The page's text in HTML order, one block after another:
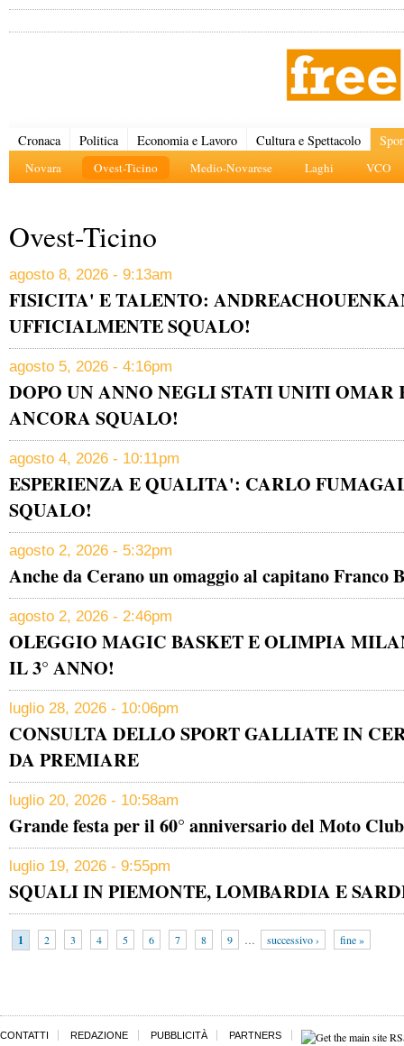
Cronaca Politica Economia e Lavoro Cultura e Spettacolo
Novara Ovest-Ticino Medio-Novarese Laghi VCO
Ovest-Ticino
agosto 8, 2026 - 9:13am
FISICITA' E TALENTO:
UFFICIALMENTE SQUALO!
agosto 5, 2026 - 4:16pm
DOPO UN ANNO NEGLI STATI UNITI OMAR
ANCORA SQUALO!
agosto 4, 2026 - 10:11pm
ESPERIENZA E QUALITA': CARLO
SQUALO!
agosto 2, 2026 - 5:32pm
Anche da Cerano un omaggio al capitano Franco
agosto 2, 2026 - 2:46pm
OLEGGIO MAGIC BASKET E OLIMPIA
IL 3° ANNO!
luglio 28, 2026 - 10:06pm
CONSULTA DELLO SPORT GALLIATE IN
DA PREMIARE
luglio 20, 2026 - 10:58am
Grande festa per il 60° anniversario del Moto
luglio 19, 2026 - 9:55pm
SQUALI IN PIEMONTE, LOMBARDIA E
1 2 3 4 5 6 7 8 9 … successivo › fine »
CONTATTI REDAZIONE PUBBLICITÀ PARTNERS